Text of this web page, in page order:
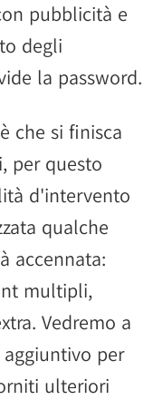
pubblicità e
degli
la password.
che si finisca
per questo
d'intervento
qualche
accennata:
multipli,
Vedremo a
per
ulteriori